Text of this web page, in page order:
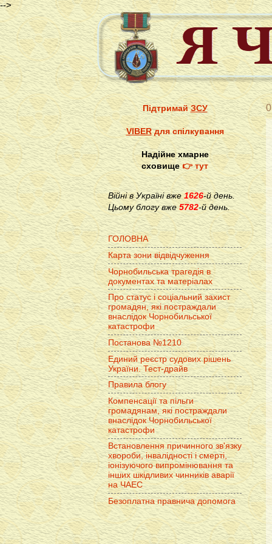
-->
ПідтримайЗСУ
VIBERдля спілкування
Надійне хмарне
сховище👉 тут
Війні в Україні вже1626-й день.
Цьому блогу вже 5782-й день.
ГОЛОВНА
Карта зони відвідчуження
Чорнобильська трагедія в
документах та матеріалах
Про статус і соціальний захист
громадян, які постраждали
внаслідок Чорнобильської
катастрофи
Постанова №1210
Единий реєстр судових рішень
України. Тест-драйв
Правила блогу
Компенсації та пільги
громадянам, які постраждали
внаслідок Чорнобильської
катастрофи
Встановлення причинного зв'язку
хвороби, інвалідності і смерті,
іонізуючого випромінювання та
інших шкідливих чинників аварії
на ЧАЕС
Безоплатна правнича допомога